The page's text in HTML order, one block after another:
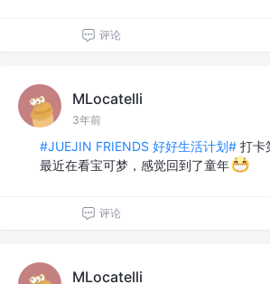
评论
MLocatelli
3年前
#JUEJIN FRIENDS 好好生活计划# 打卡
最近在看宝可梦，感觉回到了童年
评论
MLocatelli